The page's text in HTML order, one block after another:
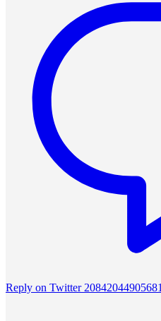
Reply on Twitter